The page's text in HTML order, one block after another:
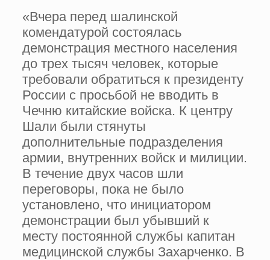
«Вчера перед шалинской
комендатурой состоялась
демонстрация местного населения
до трех тысяч человек, которые
требовали обратиться к президенту
России с просьбой не вводить в
Чечню китайские войска. К центру
Шали были стянуты
дополнительные подразделения
армии, внутренних войск и милиции.
В течение двух часов шли
переговоры, пока не было
установлено, что инициатором
демонстрации был убывший к
месту постоянной службы капитан
медицинской службы Захарченко. В